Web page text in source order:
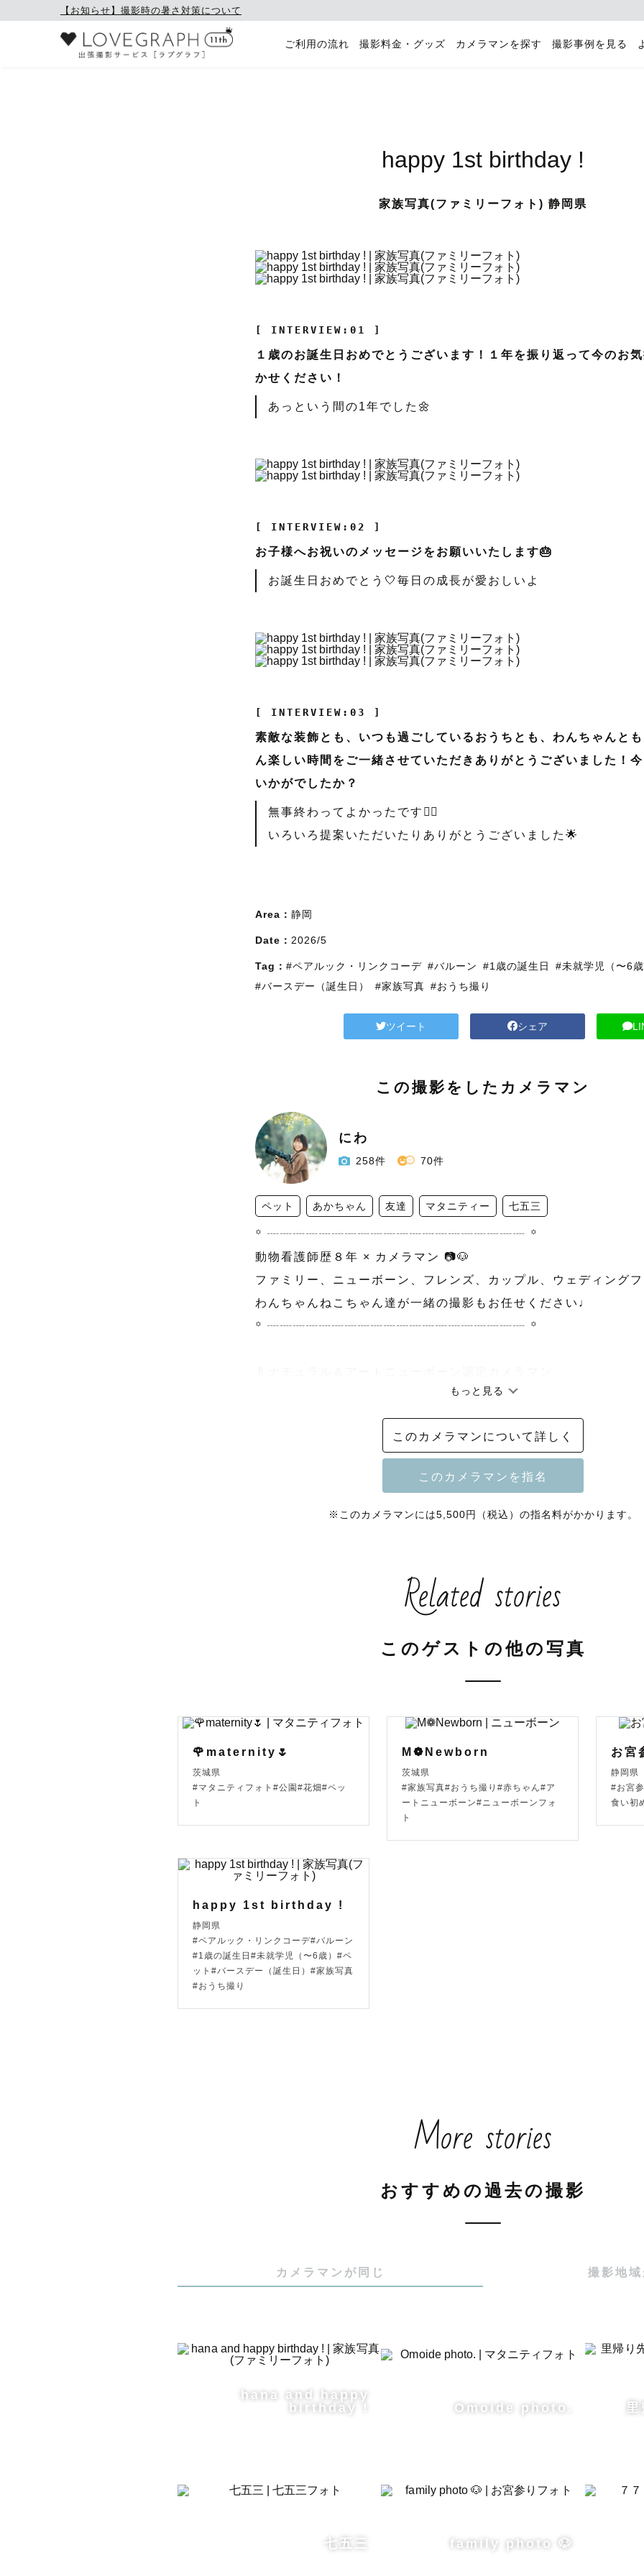
【お知らせ】撮影時の暑さ対策について
ご利用の流れ 撮影料金・グッズ カメラマンを探す 撮影事例を見る
happy 1st birthday !
家族写真(ファミリーフォト) 静岡県
[ INTERVIEW:01 ]
１歳のお誕生日おめでとうございます！１年を振り返って今のお
かせください！
あっという間の1年でした🌼
[ INTERVIEW:02 ]
お子様へお祝いのメッセージをお願いいたします🎂
お誕生日おめでとう🤍毎日の成長が愛おしいよ
[ INTERVIEW:03 ]
素敵な装飾とも、いつも過ごしているおうちとも、わんちゃんと
ん楽しい時間をご一緒させていただきありがとうございました！
いかがでしたか？
無事終わってよかったです😮‍💨
いろいろ提案いただいたりありがとうございました🌟
Area： 静岡
Date： 2026/5
Tag： #ペアルック・リンクコーデ #バルーン #1歳の誕生日 #未就学児（〜6歳
#バースデー（誕生日）
#家族写真 #おうち撮り
ツイート シェア
この撮影をしたカメラマン
にわ
258件 70件
ペット あかちゃん 友達 マタニティー 七五三
꙳ ┈┈┈┈┈┈┈┈┈┈┈┈┈┈┈┈┈┈┈┈ ꙳
動物看護師歴８年 × カメラマン 📷🐶
ファミリー、ニューボーン、フレンズ、カップル、ウェディング
わんちゃんねこちゃん達が一緒の撮影もお任せください♩
꙳ ┈┈┈┈┈┈┈┈┈┈┈┈┈┈┈┈┈┈┈┈ ꙳
👶🏻お宮参り認定カメラマン
💍ウェディング認定カメラマン
この度は数多くのカメラマンの中からページをご覧いただきありが
東海Lovegrapherの ” にわ ” と申します！
----------  撮影対応地域 ----------
お気軽に公式LINEアカウントよりお問い合わせください📩  ̖́-‬
---------- 撮影について ----------
事前にお写真のイメージやご依頼への想いなどをヒアリングいたし
撮りたいポーズや一緒に写したい大切なもの、不安なことなどなん
---------- アートニューボーンフォトについて ----------
赤ちゃんが深く眠ってくれやすく、より新生児らしさを残せる生後
きる限り準備いたします。
---------- 無料でご用意できる小物について ----------
かご3種（白の四角いかご、茶色の丸かご、茶色系のお花型のかご)
ビークラウン、リボン3色）
もっと見る
このカメラマンについて詳しく
※このカメラマンには5,500円（税込）の指名料がかかります。
Related stories
このゲストの他の写真
🌹maternity🌷
茨城県
#マタニティフォト#公園#花畑#ペッ
ト
M❁Newborn
茨城県
#家族写真#おうち撮り#赤ちゃん#ア
ートニューボーン#ニューボーンフォ
ト
お宮
静岡県
#お宮
食い初
happy 1st birthday !
静岡県
#ペアルック・リンクコーデ#バルーン
#1歳の誕生日#未就学児（〜6歳）#ペ
ット#バースデー（誕生日）#家族写真
#おうち撮り
More stories
おすすめの過去の撮影
カメラマンが同じ 撮影地域
hana and happy
birthday !
Omoide photo.
七五三 family photo 🐶